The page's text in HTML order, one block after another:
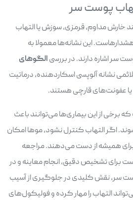
پوست سر
خارش مداوم، قرمزی، سوزش یا التهاب
این نشانه‌ها معمولا به
سر اشاره دارند. در بررسیالگوهای
نشانه آلوپسی اسکاردهنده، درماتیت
عفونت‌های قارچی هستند.
برخی از این بیماری‌ها می‌توانند باعث
اگر التهاب کنترل نشود، موها امکان
همیشه از دست می‌دهند. مراجعه
تشخیص دقیق، انجام معاینه و در
سر، نقش کلیدی در جلوگیری از آسیب
التهاب را مهار کرده و فولیکول‌های